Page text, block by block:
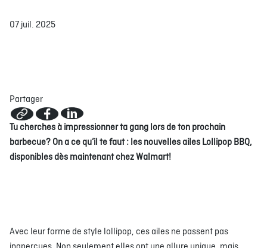
À PROPOS EMPLOIS
TRAITEUR ÉVÉNEMENTIEL NOUS JOINDRE
DONNER VOTRE OPINION
07 juil. 2025
Partager
Tu cherches à impressionner ta gang lors de ton prochain
barbecue? On a ce qu’il te faut : les nouvelles ailes Lollipop BBQ,
disponibles dès maintenant chez Walmart!
Avec leur forme de style lollipop, ces ailes ne passent pas